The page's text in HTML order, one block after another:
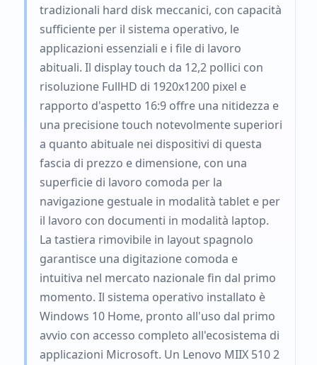
tradizionali hard disk meccanici, con capacità
sufficiente per il sistema operativo, le
applicazioni essenziali e i file di lavoro
abituali. Il display touch da 12,2 pollici con
risoluzione FullHD di 1920x1200 pixel e
rapporto d'aspetto 16:9 offre una nitidezza e
una precisione touch notevolmente superiori
a quanto abituale nei dispositivi di questa
fascia di prezzo e dimensione, con una
superficie di lavoro comoda per la
navigazione gestuale in modalità tablet e per
il lavoro con documenti in modalità laptop.
La tastiera rimovibile in layout spagnolo
garantisce una digitazione comoda e
intuitiva nel mercato nazionale fin dal primo
momento. Il sistema operativo installato è
Windows 10 Home, pronto all'uso dal primo
avvio con accesso completo all'ecosistema di
applicazioni Microsoft. Un Lenovo MIIX 510 2